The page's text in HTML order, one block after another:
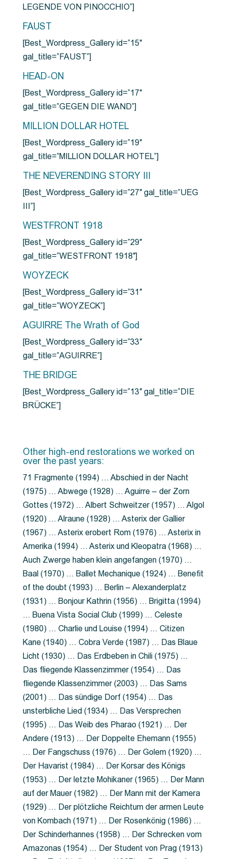
LEGENDE VON PINOCCHIO”]
FAUST
[Best_Wordpress_Gallery id=”15″
gal_title=”FAUST”]
HEAD-ON
[Best_Wordpress_Gallery id=”17″
gal_title=”GEGEN DIE WAND”]
MILLION DOLLAR HOTEL
[Best_Wordpress_Gallery id=”19″
gal_title=”MILLION DOLLAR HOTEL”]
THE NEVERENDING STORY III
[Best_Wordpress_Gallery id=”27″ gal_title=”UEG
III”]
WESTFRONT 1918
[Best_Wordpress_Gallery id=”29″
gal_title=”WESTFRONT 1918″]
WOYZECK
[Best_Wordpress_Gallery id=”31″
gal_title=”WOYZECK”]
AGUIRRE The Wrath of God
[Best_Wordpress_Gallery id=”33″
gal_title=”AGUIRRE”]
THE BRIDGE
[Best_Wordpress_Gallery id=”13″ gal_title=”DIE
BRÜCKE”]
Other high-end restorations we worked on
over the past years:
71 Fragmente (1994) … Abschied in der Nacht
(1975) … Abwege (1928) … Aguirre – der Zorn
Gottes (1972) … Albert Schweitzer (1957) … Algol
(1920) … Alraune (1928) … Asterix der Gallier
(1967) … Asterix erobert Rom (1976) … Asterix in
Amerika (1994) … Asterix und Kleopatra (1968) …
Auch Zwerge haben klein angefangen (1970) …
Baal (1970) … Ballet Mechanique (1924) … Benefit
of the doubt (1993) … Berlin – Alexanderplatz
(1931) … Bonjour Kathrin (1956) … Brigitta (1994)
… Buena Vista Social Club (1999) … Celeste
(1980) … Charlie und Louise (1994) … Citizen
Kane (1940) … Cobra Verde (1987) … Das Blaue
Licht (1930) … Das Erdbeben in Chili (1975) …
Das fliegende Klassenzimmer (1954) … Das
fliegende Klassenzimmer (2003) … Das Sams
(2001) … Das sündige Dorf (1954) … Das
unsterbliche Lied (1934) … Das Versprechen
(1995) … Das Weib des Pharao (1921) … Der
Andere (1913) … Der Doppelte Ehemann (1955)
… Der Fangschuss (1976) … Der Golem (1920) …
Der Havarist (1984) … Der Korsar des Königs
(1953) … Der letzte Mohikaner (1965) … Der Mann
auf der Mauer (1982) … Der Mann mit der Kamera
(1929) … Der plötzliche Reichtum der armen Leute
von Kombach (1971) … Der Rosenkönig (1986) …
Der Schinderhannes (1958) … Der Schrecken vom
Amazonas (1954) … Der Student von Prag (1913)